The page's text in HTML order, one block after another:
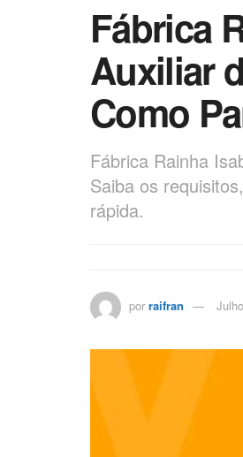
Fábrica
Auxiliar
Como
Fábrica Rainha
Saiba os
rápida.
por raifran